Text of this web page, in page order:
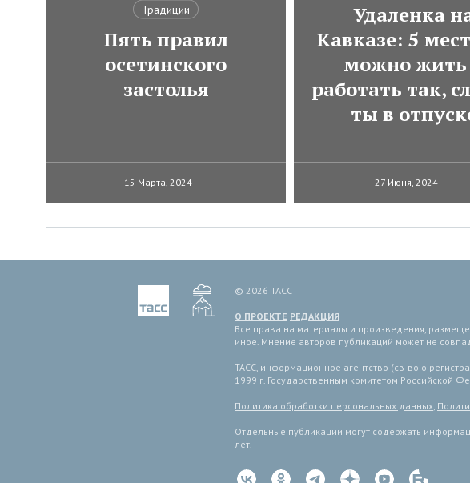
Традиции
Пять правил
осетинского
застолья
15 Марта, 2024
Удаленка
Кавказе: 5
можно жить
работать так,
ты в
27 Июня, 2024
© 2026 ТАСС
О ПРОЕКТЕ РЕДАКЦИЯ
Все права на материалы и произведения,
иное. Мнение авторов публикаций может не
ТАСС, информационное агентство (св-во о
1999 г. Государственным комитетом Российской
Политика обработки персональных данных,
Отдельные публикации могут содержать
лет.